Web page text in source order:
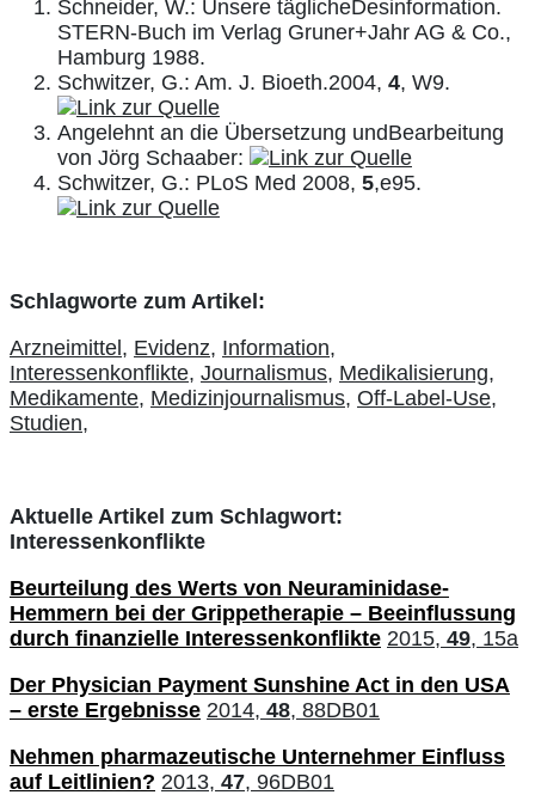
Schneider, W.: Unsere täglicheDesinformation.
STERN-Buch im Verlag Gruner+Jahr AG & Co.,
Hamburg 1988.
Schwitzer, G.: Am. J. Bioeth.2004, 4, W9.
Angelehnt an die Übersetzung undBearbeitung
von Jörg Schaaber:
Schwitzer, G.: PLoS Med 2008, 5,e95.
Schlagworte zum Artikel:
Arzneimittel, Evidenz, Information,
Interessenkonflikte, Journalismus, Medikalisierung,
Medikamente, Medizinjournalismus, Off-Label-Use,
Studien,
Aktuelle Artikel zum Schlagwort:
Interessenkonflikte
Beurteilung des Werts von Neuraminidase-
Hemmern bei der Grippetherapie – Beeinflussung
durch finanzielle Interessenkonflikte 2015, 49, 15a
Der Physician Payment Sunshine Act in den USA
– erste Ergebnisse 2014, 48, 88DB01
Nehmen pharmazeutische Unternehmer Einfluss
auf Leitlinien? 2013, 47, 96DB01